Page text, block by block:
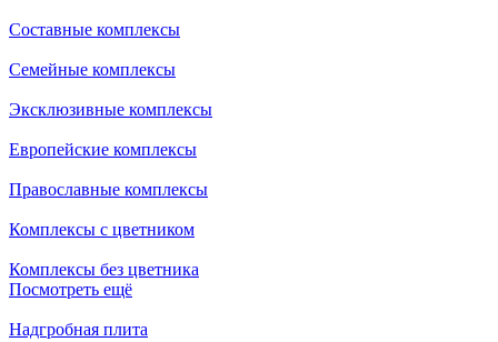
Составные комплексы
Семейные комплексы
Эксклюзивные комплексы
Европейские комплексы
Православные комплексы
Комплексы с цветником
Комплексы без цветника
Посмотреть ещё
Надгробная плита